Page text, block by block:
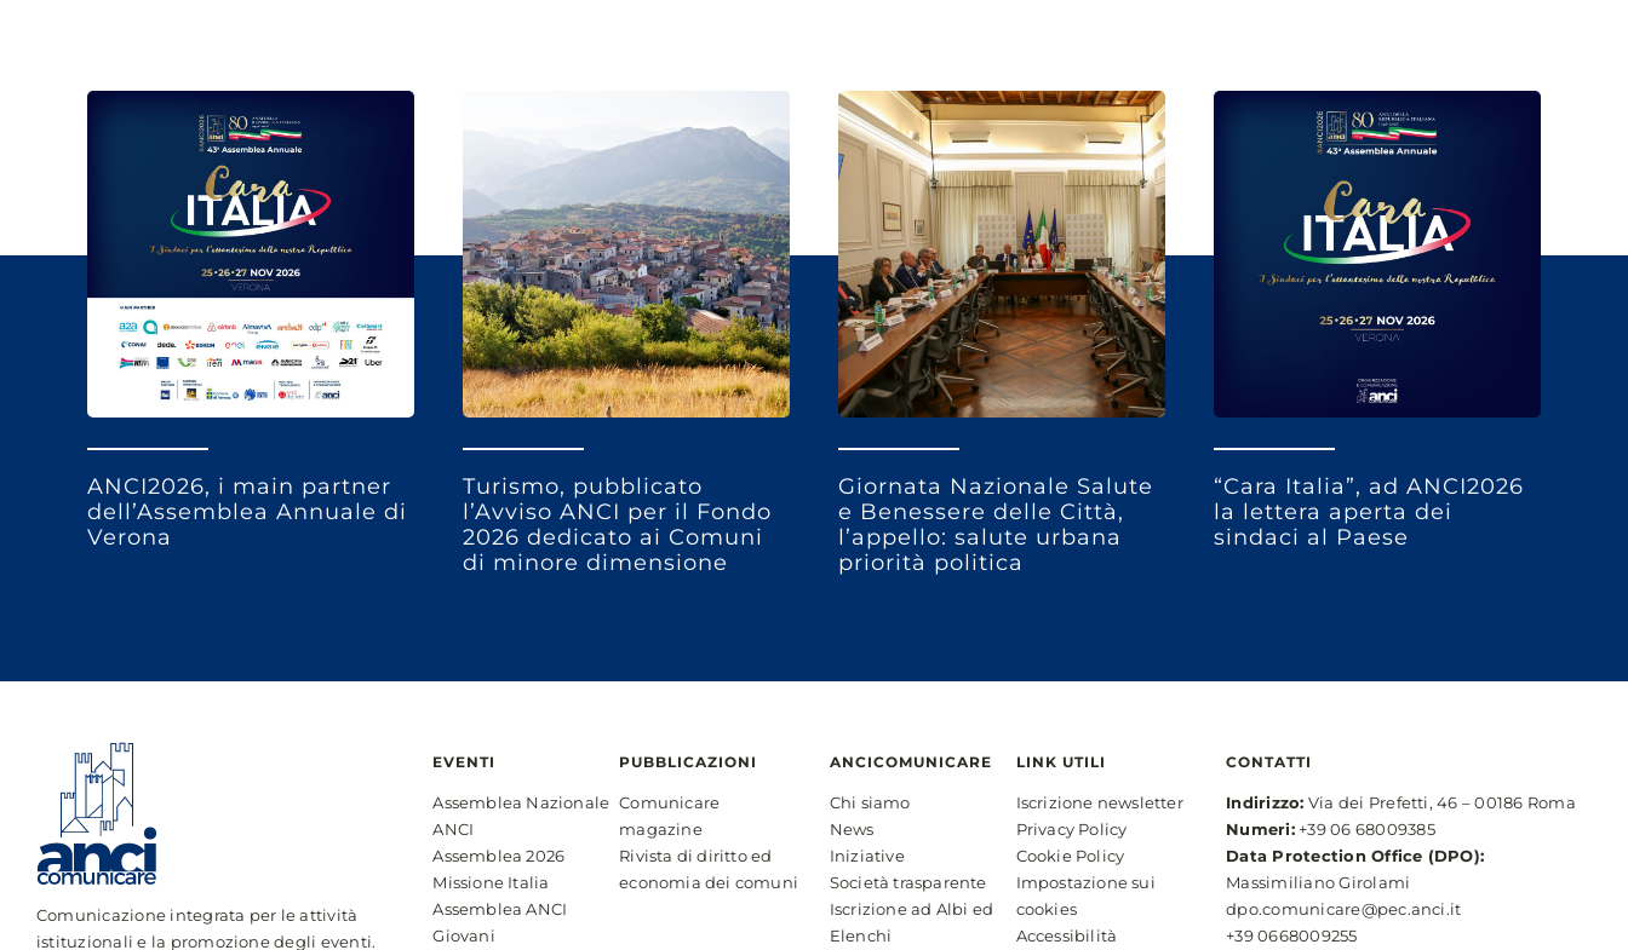
ANCI2026, i main partner
dell’Assemblea Annuale di
Verona
Turismo, pubblicato
l’Avviso ANCI per il Fondo
2026 dedicato ai Comuni
di minore dimensione
Giornata Nazionale Salute
e Benessere delle Città,
l’appello: salute urbana
priorità politica
“Cara Italia”, ad ANCI2026
la lettera aperta dei
sindaci al Paese
Comunicazione integrata per le attività
istituzionali e la promozione degli eventi.
EVENTI
Assemblea Nazionale
ANCI
Assemblea 2026
Missione Italia
Assemblea ANCI
Giovani
PUBBLICAZIONI
Comunicare
magazine
Rivista di diritto ed
economia dei comuni
ANCICOMUNICARE
Chi siamo
News
Iniziative
Società trasparente
Iscrizione ad Albi ed
Elenchi
LINK UTILI
Iscrizione newsletter
Privacy Policy
Cookie Policy
Impostazione sui
cookies
Accessibilità
CONTATTI
Indirizzo: Via dei Prefetti, 46 – 00186 Roma
Numeri:+39 06 68009385
Data Protection Office (DPO):
Massimiliano Girolami
dpo.comunicare@pec.anci.it
+39 0668009255